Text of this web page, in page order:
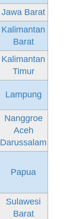
Jawa Barat
Kalimantan
Barat
Kalimantan
Timur
Lampung
Nanggroe
Aceh
Darussalam
Papua
Sulawesi
Barat